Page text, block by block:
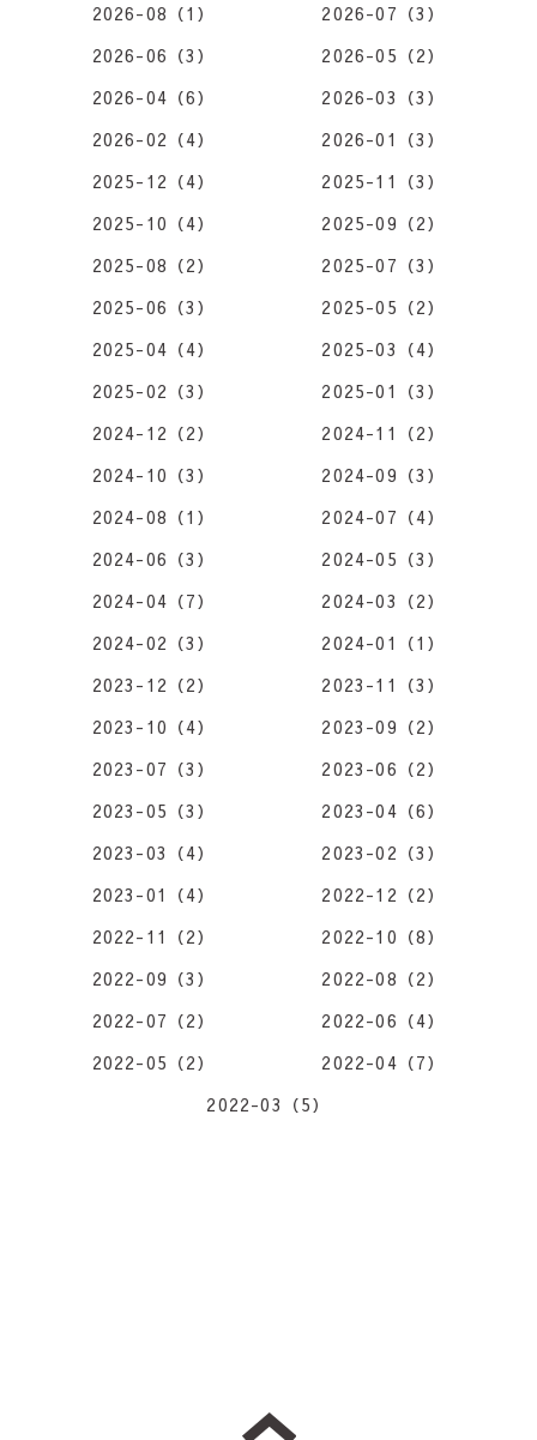
2026-08（1）
2026-07（3）
2026-06（3）
2026-05（2）
2026-04（6）
2026-03（3）
2026-02（4）
2026-01（3）
2025-12（4）
2025-11（3）
2025-10（4）
2025-09（2）
2025-08（2）
2025-07（3）
2025-06（3）
2025-05（2）
2025-04（4）
2025-03（4）
2025-02（3）
2025-01（3）
2024-12（2）
2024-11（2）
2024-10（3）
2024-09（3）
2024-08（1）
2024-07（4）
2024-06（3）
2024-05（3）
2024-04（7）
2024-03（2）
2024-02（3）
2024-01（1）
2023-12（2）
2023-11（3）
2023-10（4）
2023-09（2）
2023-07（3）
2023-06（2）
2023-05（3）
2023-04（6）
2023-03（4）
2023-02（3）
2023-01（4）
2022-12（2）
2022-11（2）
2022-10（8）
2022-09（3）
2022-08（2）
2022-07（2）
2022-06（4）
2022-05（2）
2022-04（7）
2022-03（5）